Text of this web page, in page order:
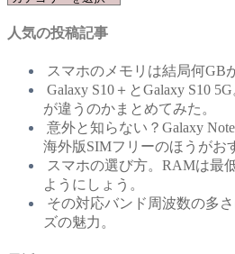
ゴ
人気の投稿記事
スマホのメモリは結局何GB
Galaxy S10＋とGalaxy S10
が違うのかまとめてみた。
意外と知らない？Galaxy
海外版SIMフリーのほうがお
スマホの選び方。RAMは最
ようにしょう。
その対応バンド周波数の多
ズの魅力。